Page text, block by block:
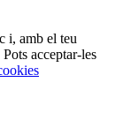
i, amb el teu
acceptar-les